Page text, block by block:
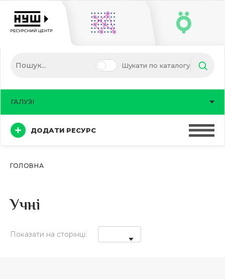
Шукати по каталогу
ДОДАТИ РЕСУРС
ГАЛУЗІ
ГОЛОВНА
Учні
Показати на сторінці: